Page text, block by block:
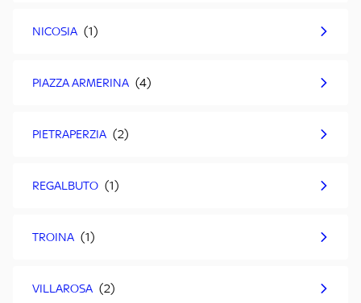
NICOSIA
PIAZZA ARMERINA
PIETRAPERZIA
REGALBUTO
TROINA
VILLAROSA